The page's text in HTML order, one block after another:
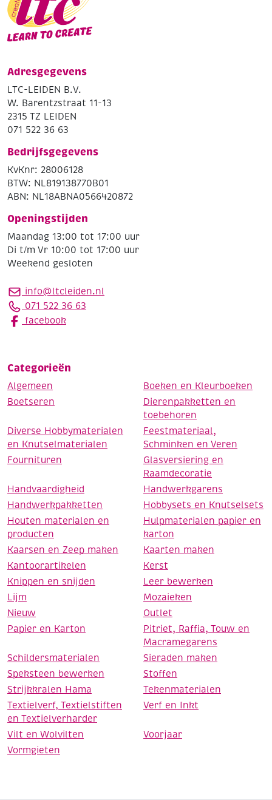
Adresgegevens
LTC-LEIDEN B.V.
W. Barentzstraat 11-13
2315 TZ LEIDEN
071 522 36 63
Bedrijfsgegevens
KvKnr: 28006128
BTW: NL819138770B01
ABN: NL18ABNA0566420872
Openingstijden
Maandag 13:00 tot 17:00 uur
Di t/m Vr 10:00 tot 17:00 uur
Weekend gesloten
info@ltcleiden.nl
071 522 36 63
facebook
Categorieën
Algemeen
Boeken en Kleurboeken
Boetseren
Dierenpakketten en
toebehoren
Diverse Hobbymaterialen
en Knutselmaterialen
Feestmateriaal,
Schminken en Veren
Fournituren
Glasversiering en
Raamdecoratie
Handvaardigheid
Handwerkgarens
Handwerkpakketten
Hobbysets en Knutselsets
Houten materialen en
producten
Hulpmaterialen papier en
karton
Kaarsen en Zeep maken
Kaarten maken
Kantoorartikelen
Kerst
Knippen en snijden
Leer bewerken
Lijm
Mozaieken
Nieuw
Outlet
Papier en Karton
Pitriet, Raffia, Touw en
Macramegarens
Schildersmaterialen
Sieraden maken
Speksteen bewerken
Stoffen
Strijkkralen Hama
Tekenmaterialen
Textielverf, Textielstiften
en Textielverharder
Verf en Inkt
Vilt en Wolvilten
Voorjaar
Vormgieten